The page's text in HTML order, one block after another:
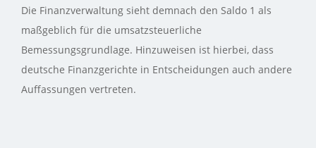
Die Finanzverwaltung sieht demnach den Saldo 1 als
maßgeblich für die umsatzsteuerliche
Bemessungsgrundlage. Hinzuweisen ist hierbei, dass
deutsche Finanzgerichte in Entscheidungen auch andere
Auffassungen vertreten.